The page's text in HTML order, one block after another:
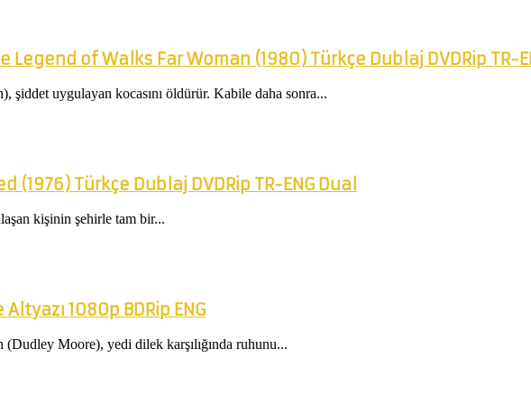
Legend of Walks Far Woman (1980) Türkçe Dublaj DVDRip TR-
şiddet uygulayan kocasını öldürür. Kabile daha sonra...
Türkçe Dublaj DVDRip TR-ENG Dual
kişinin şehirle tam bir...
1080p BDRip ENG
Moore), yedi dilek karşılığında ruhunu...